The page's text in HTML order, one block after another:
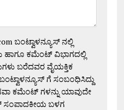
ಬಂಟ್ವಾಳನ್ಯೂಸ್ ನಲ್ಲಿ
ಹಾಗೂ ಕಮೆಂಟ್ ವಿಭಾಗದಲ್ಲಿ
ಬರೆದವರ ವೈಯಕ್ತಿಕ
ಗೆ ಸಂಬಂಧಿಸಿದ್ದು
ಕಮೆಂಟ್ ಗಳನ್ನು ಯಾವುದೇ
ಸಂಪಾದಕೀಯ ಬಳಗ